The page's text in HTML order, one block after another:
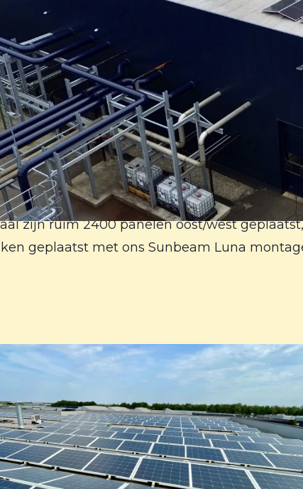
als eerste installateur ons nieuwe
zijn ruim 2400 panelen oost/west
geplaatst met ons Sunbeam Luna